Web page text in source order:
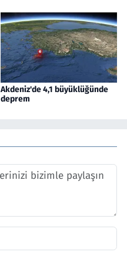
Akdeniz'de 4,1 büyüklüğünde
deprem